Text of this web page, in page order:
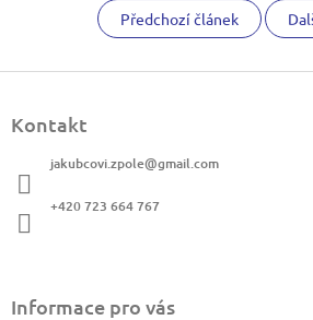
Předchozí článek
Kontakt
jakubcovi.zpole@gmail.com
+420 723 664 767
Informace pro vás